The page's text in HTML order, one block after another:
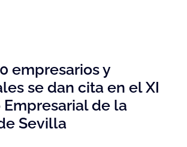
empresarios y
se dan cita en el XI
de la
Sevilla